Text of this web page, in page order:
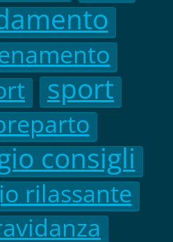
sport
consigli
rilassante